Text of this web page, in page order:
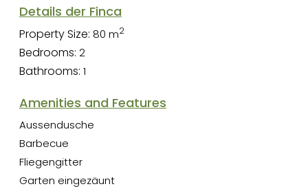
Details der Finca
Property Size: 80 m2
Bedrooms: 2
Bathrooms: 1
Amenities and Features
Aussendusche
Barbecue
Fliegengitter
Garten eingezäunt